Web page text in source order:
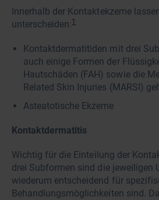
Innerhalb der Kontaktekzeme
unterscheiden:1
Kontaktdermatitiden mit drei
auch einige Formen der
Hautschäden (FAH) sowie die
Related Skin Injuries (MARSI)
Asteatotische Ekzeme
Kontaktdermatitis
Wichtig für die Einteilung der
drei Subformen sind die jeweiligen
wiederum entscheidend für
Behandlungsmöglichkeiten sind.